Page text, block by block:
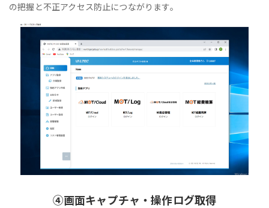
の把握と不正アクセス防止につながります。
④画面キャプチャ・操作ログ取得